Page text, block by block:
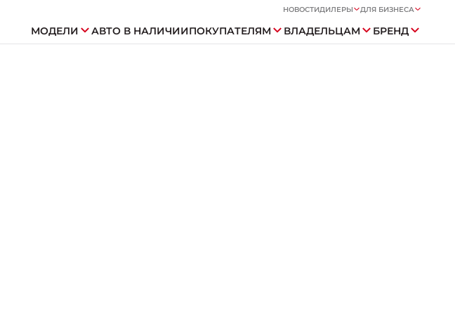
НОВОСТИДИЛЕРЫ ДЛЯ БИЗНЕСА
МОДЕЛИ АВТО В НАЛИЧИИПОКУПАТЕЛЯМ ВЛАДЕЛЬЦАМ БРЕНД